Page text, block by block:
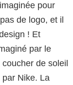
pour
de logo, et il
! Et
par le
de soleil
par Nike. La